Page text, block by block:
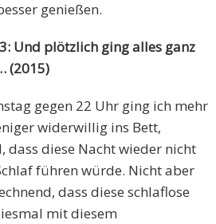
genießen.
Und plötzlich ging alles ganz
(2015)
gegen 22 Uhr ging ich mehr
widerwillig ins Bett,
dass diese Nacht wieder nicht
chlaf führen würde. Nicht aber
dass diese schlaflose
mit diesem